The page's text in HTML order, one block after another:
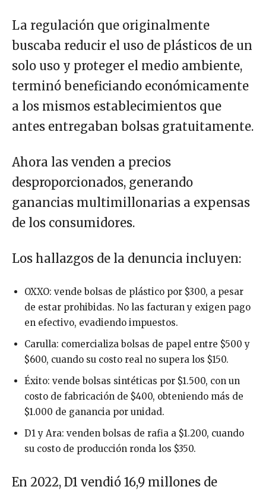
La regulación que originalmente
buscaba reducir el uso de plásticos de un
solo uso y proteger el medio ambiente,
terminó beneficiando económicamente
a los mismos establecimientos que
antes entregaban bolsas gratuitamente.
Ahora las venden a precios
desproporcionados, generando
ganancias multimillonarias a expensas
de los consumidores.
Los hallazgos de la denuncia incluyen:
OXXO: vende bolsas de plástico por $300, a pesar
de estar prohibidas. No las facturan y exigen pago
en efectivo, evadiendo impuestos.
Carulla: comercializa bolsas de papel entre $500 y
$600, cuando su costo real no supera los $150.
Éxito: vende bolsas sintéticas por $1.500, con un
costo de fabricación de $400, obteniendo más de
$1.000 de ganancia por unidad.
D1 y Ara: venden bolsas de rafia a $1.200, cuando
su costo de producción ronda los $350.
En 2022, D1 vendió 16,9 millones de